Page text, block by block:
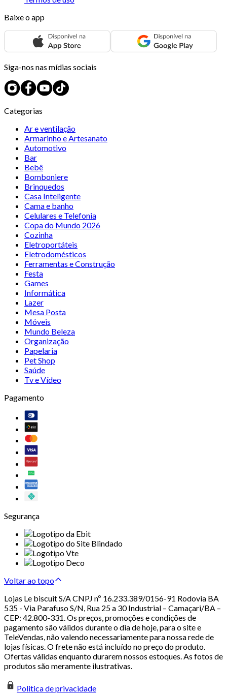
Baixe o app
Siga-nos nas mídias sociais
Categorias
Ar e ventilação
Armarinho e Artesanato
Automotivo
Bar
Bebê
Bomboniere
Brinquedos
Casa Inteligente
Cama e banho
Celulares e Telefonia
Copa do Mundo 2026
Cozinha
Eletroportáteis
Eletrodomésticos
Ferramentas e Construção
Festa
Games
Informática
Lazer
Mesa Posta
Móveis
Mundo Beleza
Organização
Papelaria
Pet Shop
Saúde
Tv e Vídeo
Pagamento
Segurança
Voltar ao topo
Lojas Le biscuit S/A CNPJ nº 16.233.389/0156-91 Rodovia BA
535 - Via Parafuso S/N, Rua 25 a 30 Industrial – Camaçari/BA –
CEP: 42.800-331. Os preços, promoções e condições de
pagamento são válidos durante o dia de hoje, para o site e
TeleVendas, não valendo necessariamente para nossa rede de
lojas físicas. O frete não está incluído no preço do produto.
Ofertas válidas enquanto durarem nossos estoques. As fotos de
produtos são meramente ilustrativas.
Politica de privacidade